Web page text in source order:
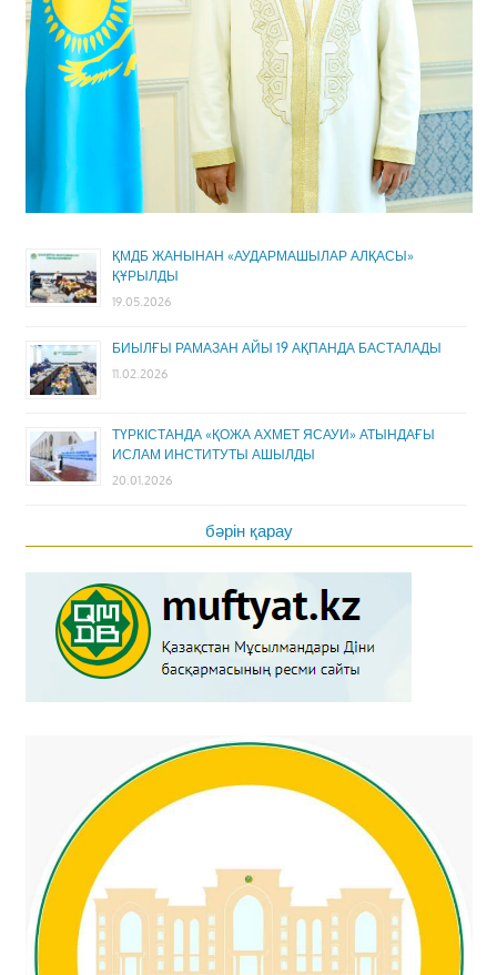
ҚМДБ ЖАНЫНАН «АУДАРМАШЫЛАР АЛҚАСЫ»
ҚҰРЫЛДЫ
19.05.2026
БИЫЛҒЫ РАМАЗАН АЙЫ 19 АҚПАНДА БАСТАЛАДЫ
11.02.2026
ТҮРКІСТАНДА «ҚОЖА АХМЕТ ЯСАУИ» АТЫНДАҒЫ
ИСЛАМ ИНСТИТУТЫ АШЫЛДЫ
20.01.2026
бәрін қарау